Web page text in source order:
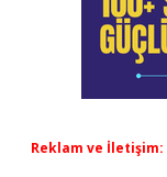
Reklam ve İletişim: